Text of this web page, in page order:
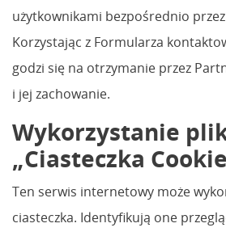
użytkownikami bezpośrednio
Korzystając z Formularza
godzi się na otrzymanie przez
i jej zachowanie.
Wykorzystanie
„Ciasteczka
Ten serwis internetowy może
ciasteczka. Identyfikują one